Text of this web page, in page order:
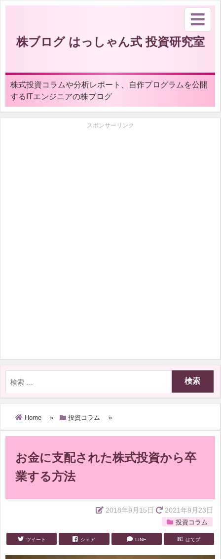
株ブログ はっしゃん式 投資研究室
株式投資コラムや分析レポート、自作プログラムを公開
するITエンジニアの株ブログ
スポンサーリンク
Home » 投資コラム »
お金に支配された株式投資から卒
業する方法
2018年9月15日 2021年9月23日
投資コラム
ツイート シェア LINE はてブ